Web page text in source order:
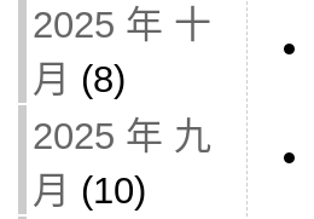
2025 年 十
月 (8)
2025 年 九
月 (10)